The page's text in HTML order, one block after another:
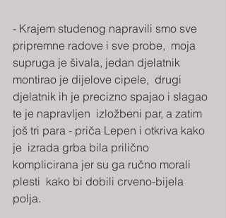
- Krajem studenog napravili smo sve
pripremne radove i sve probe,  moja
supruga je šivala, jedan djelatnik
montirao je dijelove cipele,  drugi
djelatnik ih je precizno spajao i slagao
te je napravljen  izložbeni par, a zatim
još tri para - priča Lepen i otkriva kako
je  izrada grba bila prilično
komplicirana jer su ga ručno morali
plesti  kako bi dobili crveno-bijela
polja.